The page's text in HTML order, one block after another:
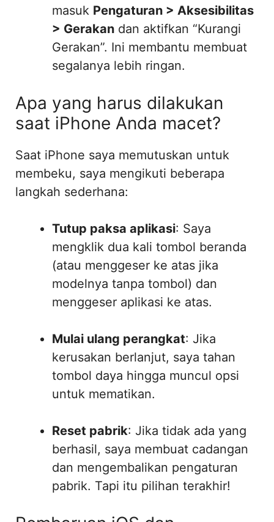
masuk Pengaturan > Aksesibilitas
> Gerakan dan aktifkan “Kurangi
Gerakan”. Ini membantu membuat
segalanya lebih ringan.
Apa yang harus dilakukan
saat iPhone Anda macet?
Saat iPhone saya memutuskan untuk
membeku, saya mengikuti beberapa
langkah sederhana:
Tutup paksa aplikasi: Saya
mengklik dua kali tombol beranda
(atau menggeser ke atas jika
modelnya tanpa tombol) dan
menggeser aplikasi ke atas.
Mulai ulang perangkat: Jika
kerusakan berlanjut, saya tahan
tombol daya hingga muncul opsi
untuk mematikan.
Reset pabrik: Jika tidak ada yang
berhasil, saya membuat cadangan
dan mengembalikan pengaturan
pabrik. Tapi itu pilihan terakhir!